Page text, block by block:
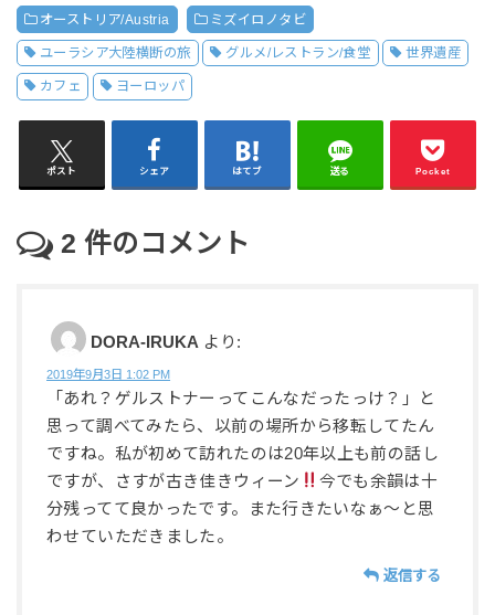
オーストリア/Austria ミズイロノタビ
ユーラシア大陸横断の旅 グルメ/レストラン/食堂 世界遺産
カフェ ヨーロッパ
ポスト シェア はてブ 送る Pocket
2 件のコメント
DORA-IRUKA より:
2019年9月3日 1:02 PM
「あれ？ゲルストナーってこんなだったっけ？」と
思って調べてみたら、以前の場所から移転してたん
ですね。私が初めて訪れたのは20年以上も前の話し
ですが、さすが古き佳きウィーン
今でも余韻は十
分残ってて良かったです。また行きたいなぁ～と思
わせていただきました。
返信する